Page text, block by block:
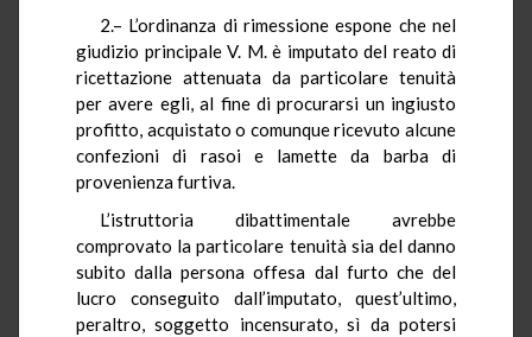
2.– L’ordinanza di rimessione espone che nel
giudizio principale V. M. è imputato del reato di
ricettazione attenuata da particolare tenuità
per avere egli, al fine di procurarsi un ingiusto
profitto, acquistato o comunque ricevuto alcune
confezioni di rasoi e lamette da barba di
provenienza furtiva.
L’istruttoria dibattimentale avrebbe
comprovato la particolare tenuità sia del danno
subito dalla persona offesa dal furto che del
lucro conseguito dall’imputato, quest’ultimo,
peraltro, soggetto incensurato, sì da potersi